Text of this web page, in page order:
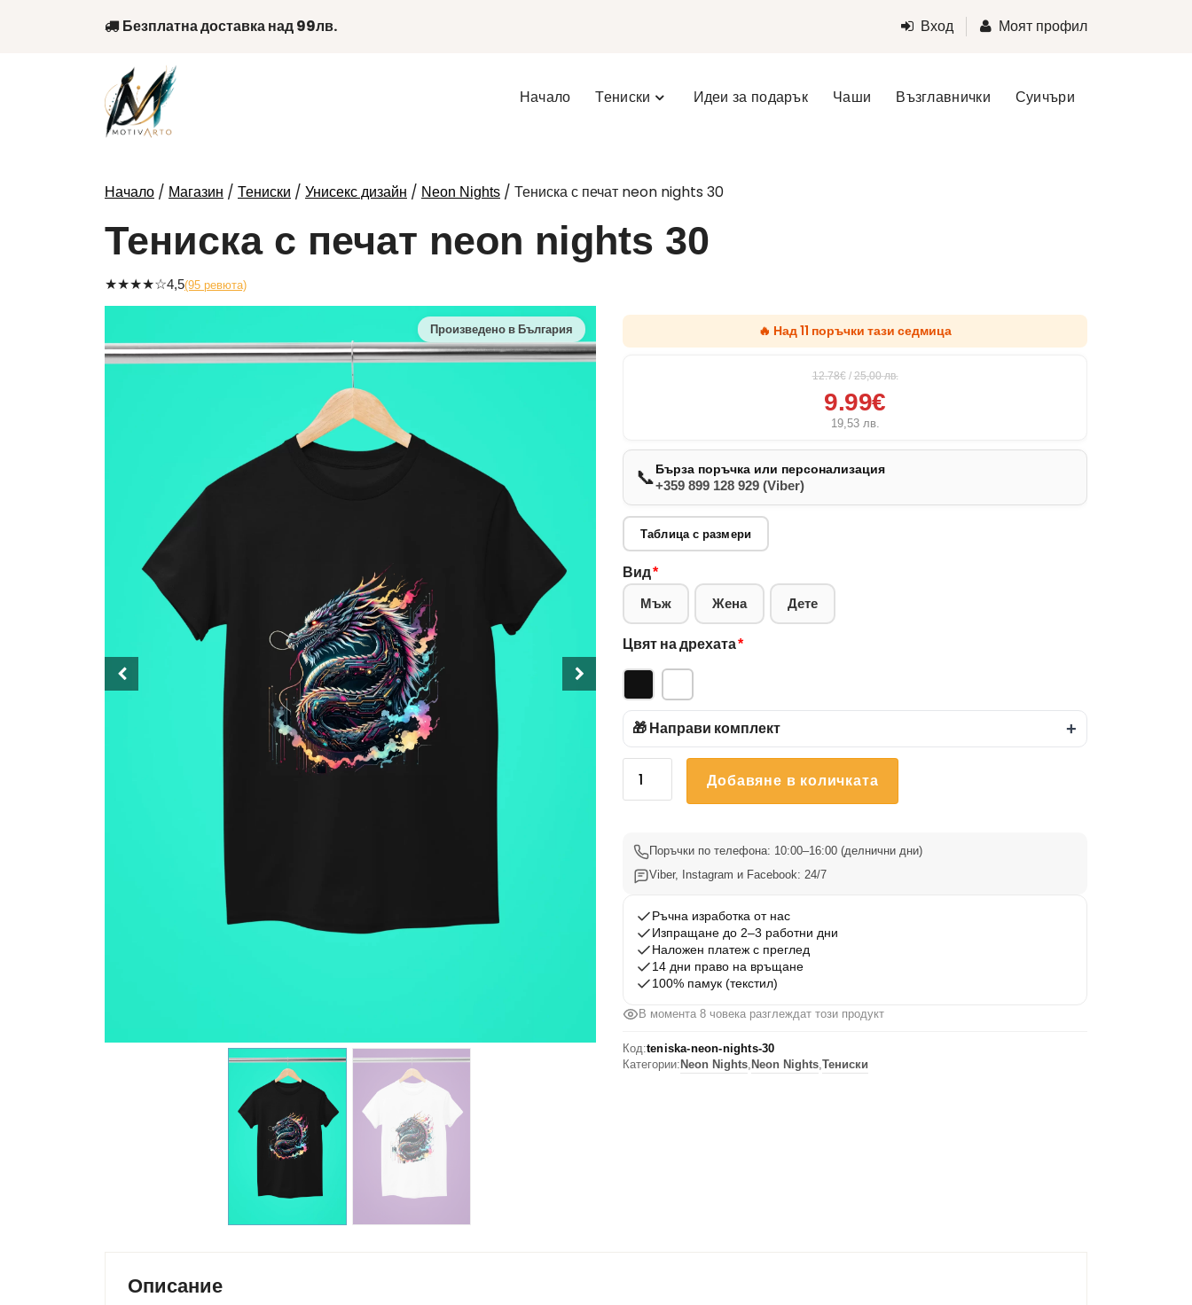
Безплатна доставка над 99лв. Вход Моят профил
Начало Тениски Идеи за подарък Чаши Възглавнички Суичъри
Начало / Магазин / Тениски / Унисекс дизайн / Neon Nights / Тениска с печат neon nights 30
Тениска с печат neon nights 30
★★★★☆4,5(95 ревюта)
🔥 Над 11 поръчки тази седмица
12.78€ / 25,00лв.
9.99€
19,53 лв.
📞Бърза поръчка или персонализация
+359 899 128 929 (Viber)
Таблица с размери
Вид*
Мъж Жена Дете
Цвят на дрехата*
🎁 Направи комплект +
количество
печат
neon
30
Добавяне в количката
Поръчки по телефона: 10:00–16:00 (делнични дни)
Viber, Instagram и Facebook: 24/7
Ръчна изработка от нас
Изпращане до 2–3 работни дни
Наложен платеж с преглед
14 дни право на връщане
100% памук (текстил)
В момента 8 човека разглеждат този продукт
Код:teniska-neon-nights-30
Категории: Neon Nights, Neon Nights,Тениски
Описание